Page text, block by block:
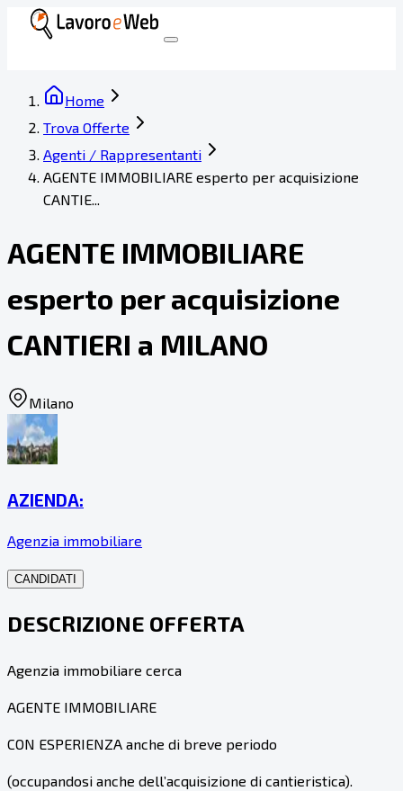
Home
Trova Offerte
Agenti / Rappresentanti
AGENTE IMMOBILIARE esperto per acquisizione
CANTIE...
AGENTE IMMOBILIARE
esperto per acquisizione
CANTIERI a MILANO
Milano
AZIENDA:
Agenzia immobiliare
CANDIDATI
DESCRIZIONE OFFERTA
Agenzia immobiliare cerca
AGENTE IMMOBILIARE
CON ESPERIENZA anche di breve periodo
(occupandosi anche dell’acquisizione di cantieristica).